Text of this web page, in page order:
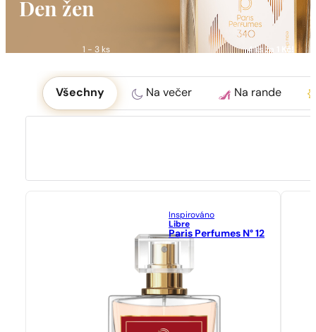
1 - 3 ks 4 ks za 1 Kč!
Den žen
Okoliczność
Všechny Na večer Na rande
Inspirováno
Libre
Paris Perfumes N° 12